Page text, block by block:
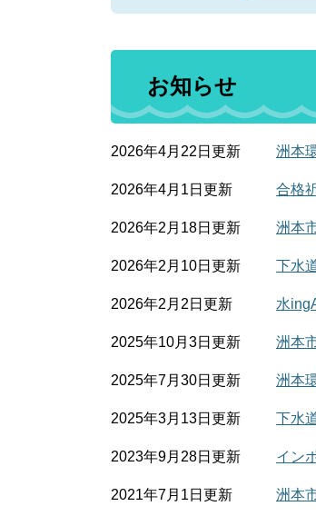
お知らせ
2026年4月22日更新 洲本
2026年4月1日更新 合格
2026年2月18日更新 洲本
2026年2月10日更新 下水
2026年2月2日更新 水
2025年10月3日更新 洲本
2025年7月30日更新 洲本
2025年3月13日更新 下水
2023年9月28日更新 イン
2021年7月1日更新 洲本